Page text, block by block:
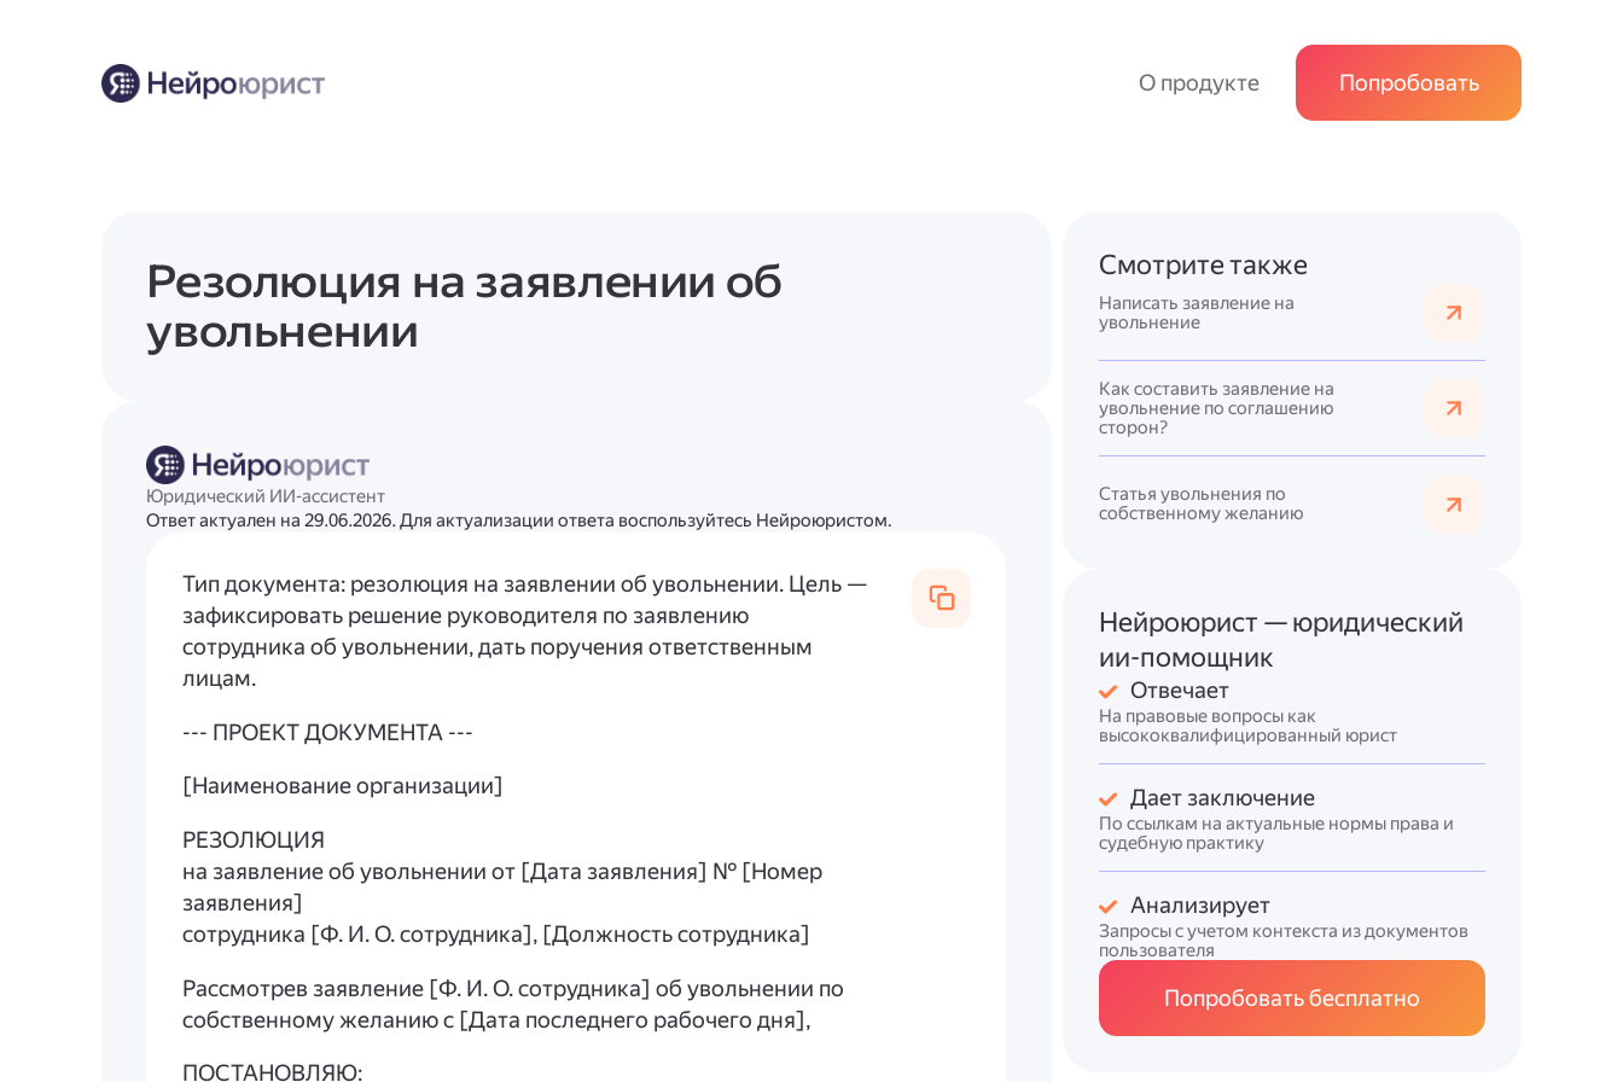
О продукте Попробовать
Резолюция на заявлении об
увольнении
Юридический ИИ-ассистент
Ответ актуален на 29.06.2026. Для актуализации ответа воспользуйтесь Нейроюристом.
Тип документа: резолюция на заявлении об увольнении. Цель —
зафиксировать решение руководителя по заявлению
сотрудника об увольнении, дать поручения ответственным
лицам.
--- ПРОЕКТ ДОКУМЕНТА ---
[Наименование организации]
РЕЗОЛЮЦИЯ
на заявление об увольнении от [Дата заявления] № [Номер
заявления]
сотрудника [Ф. И. О. сотрудника], [Должность сотрудника]
Рассмотрев заявление [Ф. И. О. сотрудника] об увольнении по
собственному желанию с [Дата последнего рабочего дня],
ПОСТАНОВЛЯЮ:
Смотрите также
Написать заявление на
увольнение
Как составить заявление на
увольнение по соглашению
сторон?
Статья увольнения по
собственному желанию
Нейроюрист — юридический
ии-помощник
Отвечает
На правовые вопросы как
высококвалифицированный юрист
Дает заключение
По ссылкам на актуальные нормы права и
судебную практику
Анализирует
Запросы с учетом контекста из документов
пользователя
Попробовать бесплатно